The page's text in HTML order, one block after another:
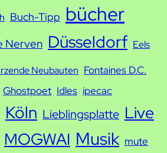
Buch-Tipp bücher
Nerven Düsseldorf Eels
Neubauten Fontaines D.C.
Ghostpoet Idles ipecac
Köln Lieblingsplatte Live
MOGWAI Musik mute